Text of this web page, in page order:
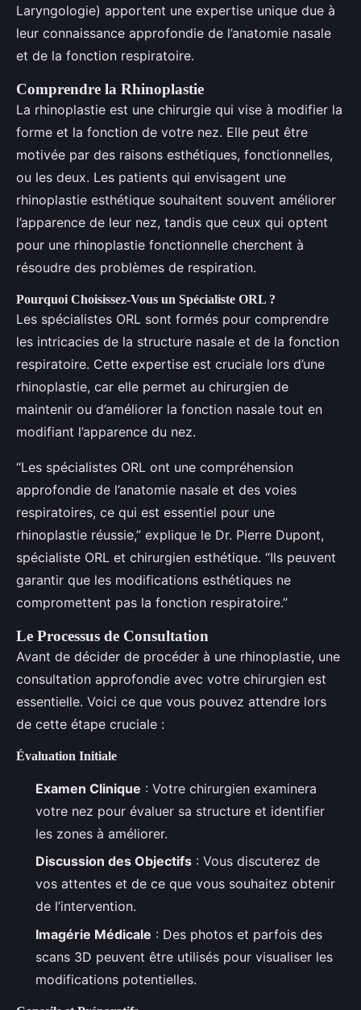
Laryngologie) apportent une expertise unique due à
leur connaissance approfondie de l’anatomie nasale
et de la fonction respiratoire.
Comprendre la Rhinoplastie
La rhinoplastie est une chirurgie qui vise à modifier la
forme et la fonction de votre nez. Elle peut être
motivée par des raisons esthétiques, fonctionnelles,
ou les deux. Les patients qui envisagent une
rhinoplastie esthétique souhaitent souvent améliorer
l’apparence de leur nez, tandis que ceux qui optent
pour une rhinoplastie fonctionnelle cherchent à
résoudre des problèmes de respiration.
Pourquoi Choisissez-Vous un Spécialiste ORL ?
Les spécialistes ORL sont formés pour comprendre
les intricacies de la structure nasale et de la fonction
respiratoire. Cette expertise est cruciale lors d’une
rhinoplastie, car elle permet au chirurgien de
maintenir ou d’améliorer la fonction nasale tout en
modifiant l’apparence du nez.
“Les spécialistes ORL ont une compréhension
approfondie de l’anatomie nasale et des voies
respiratoires, ce qui est essentiel pour une
rhinoplastie réussie,” explique le Dr. Pierre Dupont,
spécialiste ORL et chirurgien esthétique. “Ils peuvent
garantir que les modifications esthétiques ne
compromettent pas la fonction respiratoire.”
Le Processus de Consultation
Avant de décider de procéder à une rhinoplastie, une
consultation approfondie avec votre chirurgien est
essentielle. Voici ce que vous pouvez attendre lors
de cette étape cruciale :
Évaluation Initiale
Examen Clinique : Votre chirurgien examinera
votre nez pour évaluer sa structure et identifier
les zones à améliorer.
Discussion des Objectifs : Vous discuterez de
vos attentes et de ce que vous souhaitez obtenir
de l’intervention.
Imagérie Médicale : Des photos et parfois des
scans 3D peuvent être utilisés pour visualiser les
modifications potentielles.